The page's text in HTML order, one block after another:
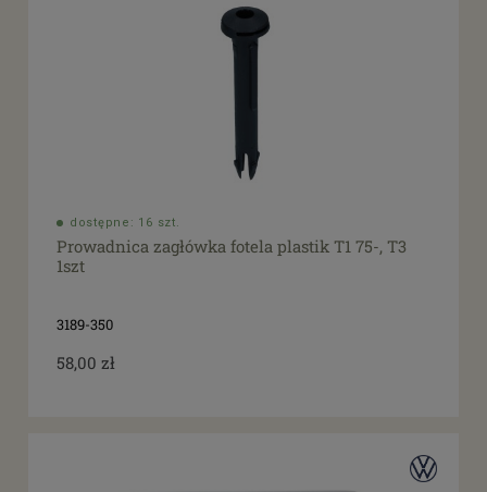
dostępne: 16 szt.
Prowadnica zagłówka fotela plastik T1 75-, T3
1szt
3189-350
58,00 zł